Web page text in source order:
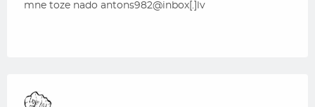
mne toze nado antons982@inbox[.]lv